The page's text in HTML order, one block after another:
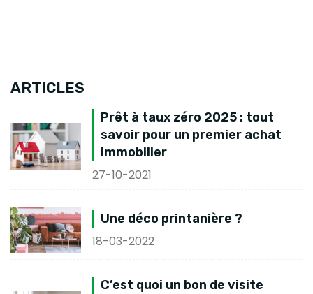
ARTICLES
Prêt à taux zéro 2025 : tout
savoir pour un premier achat
immobilier
27-10-2021
Une déco printanière ?
18-03-2022
C’est quoi un bon de visite